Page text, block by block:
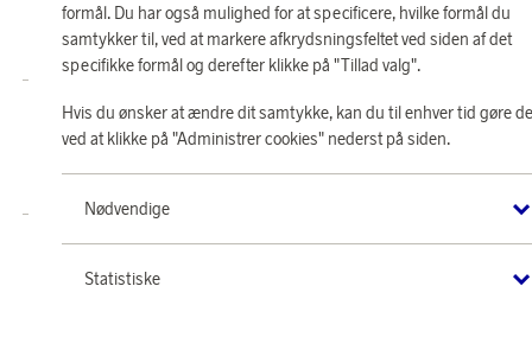
formål. Du har også mulighed for at specificere, hvilke formål du
samtykker til, ved at markere afkrydsningsfeltet ved siden af det
specifikke formål og derefter klikke på "Tillad valg".
Hvis du ønsker at ændre dit samtykke, kan du til enhver tid gøre
ved at klikke på "Administrer cookies" nederst på siden.
Nødvendige
Statistiske
© 2026 Scandinavian Airlines System-Denmark-Norway-Sweden, org.nr
902001-7720, 195 87 Stockholm
Butik SAS EuroBonus drives af Crossroads Loyalty Solutions ApS (Park Allé
295, 2., 2605 Brøndby).